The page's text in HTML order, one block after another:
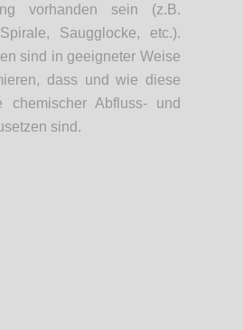
vorhanden sein (z.B.
Saugglocke, etc.).
sind in geeigneter Weise
dass und wie diese
chemischer Abfluss- und
sind.